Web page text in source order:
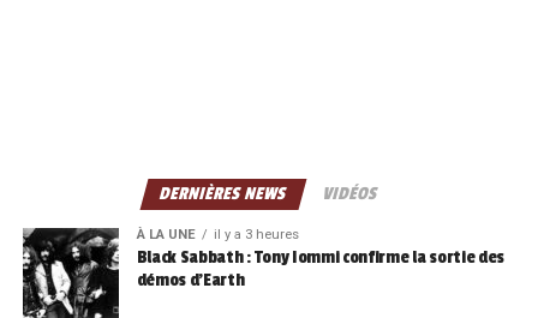
DERNIÈRES NEWS VIDÉOS
À LA UNE il y a 3 heures
Black Sabbath : Tony Iommi confirme la sortie des
démos d’Earth